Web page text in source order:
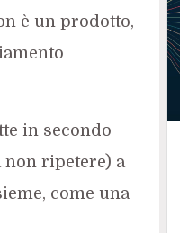
è un prodotto,
in secondo
ripetere) a
come una